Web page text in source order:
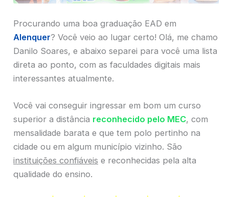
Procurando uma boa graduação EAD em
Alenquer? Você veio ao lugar certo! Olá, me chamo
Danilo Soares, e abaixo separei para você uma lista
direta ao ponto, com as faculdades digitais mais
interessantes atualmente.
Você vai conseguir ingressar em bom um curso
superior a distância reconhecido pelo MEC, com
mensalidade barata e que tem polo pertinho na
cidade ou em algum município vizinho. São
instituições confiáveis e reconhecidas pela alta
qualidade do ensino.